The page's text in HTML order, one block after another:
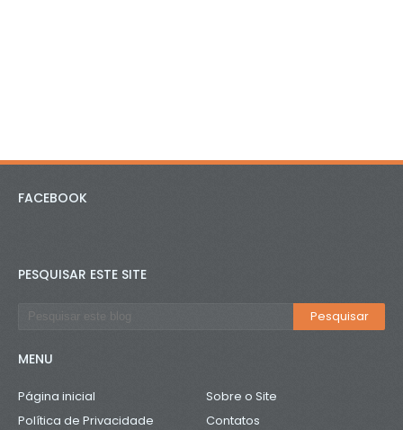
FACEBOOK
PESQUISAR ESTE SITE
MENU
Página inicial
Sobre o Site
Política de Privacidade
Contatos